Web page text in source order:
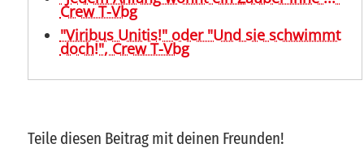
Crew T-Vbg
"Viribus Unitis!" oder "Und sie schwimmt
doch!", Crew T-Vbg
Teile diesen Beitrag mit deinen Freunden!